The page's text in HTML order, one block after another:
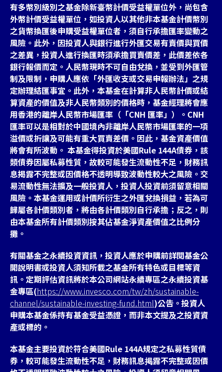
有多幣別級別之基金除新臺幣計價受益權單位外，尚包含
外幣計價受益權單位，如投資人以其他非本基金計價幣別
之貨幣換匯後申購受益權單位者，須自行承擔匯率變動之
風險。此外，因投資人與銀行進行外匯交易有賣價與買價
之差異，投資人進行換匯時須承擔買賣價差，此價差依各
銀行報價而定。人民幣現時不可自由兌換，並受到外匯管
制及限制，申購人應依「外匯收支或交易申報辦法」之規
定辦理結匯事宜。此外，本基金在計算非人民幣計價或結
算資產的價值及非人民幣類別的價格時，基金經理將會應
用香港的離岸人民幣市場匯率（「CNH 匯率」）。CNH
匯率可以是相對於中國境內非離岸人民幣市場匯率的一項
溢價或折讓及可能有重大買賣差價。因此，基金資產價值
將會有所波動。 本基金得投資於美國Rule 144A債券，該
類債券因屬私募性質，故較可能發生流動性不足，財務訊
息揭露不完整或因價格不透明導致波動性較大之風險。交
易流動性無法擴及一般投資人，投資人投資前須留意相關
風險。本基金運用或計價所衍生之外匯兌換損益，若為可
歸屬各計價類別者，將由各計價類別自行承擔；反之，則
由本基金所有計價類別按其佔基金淨資產價值之比例分
攤。
有關基金之永續投資資訊，投資人應於申購前詳閱基金公
開說明書或投資人須知所載之基金所有特色或目標等資
訊。定期評估資訊將於本公司網站永續專區之永續投資基
金專區(https://www.invesco.com/tw/zh/sustainable-
channel/sustainable-investing-fund.html)公告。投資人
申購本基金係持有基金受益憑證，而非本文提及之投資資
產或標的。
本基金主要投資於符合美國Rule 144A規定之私募性質債
券，較可能發生流動性不足，財務訊息掲露不完整或因價